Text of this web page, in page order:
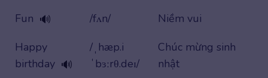
Fun 🔊 /fʌn/
Niềm vui
Happy
birthday 🔊
/ˌhæp.i
ˈbɜːrθ.deɪ/
Chúc mừng sinh
nhật